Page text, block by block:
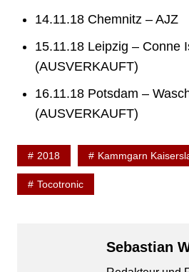
14.11.18 Chemnitz – AJZ
15.11.18 Leipzig – Conne
(AUSVERKAUFT)
16.11.18 Potsdam –
(AUSVERKAUFT)
2018 Kammgarn
Tocotronic
Sebastian